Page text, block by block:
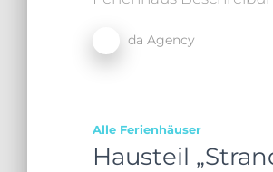
da Agency
Alle Ferienhäuser
Hausteil